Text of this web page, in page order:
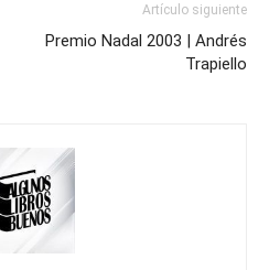
Artículo siguiente
Premio Nadal 2003 | Andrés
Trapiello